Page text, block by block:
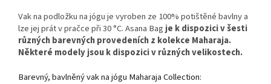
Vak na podložku na jógu je vyroben ze 100% potištěné bavlny a
lze jej prát v pračce při 30 °C. Asana Bag je k dispozici v šesti
různých barevných provedeních z kolekce Maharaja.
Některé modely jsou k dispozici v různých velikostech.
Barevný, bavlněný vak na jógu Maharaja Collection: